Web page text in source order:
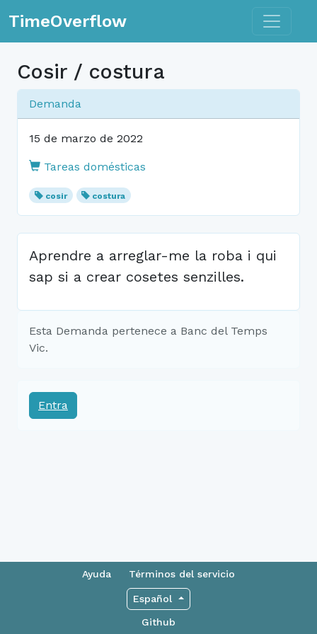
TimeOverflow Toggle
Cosir / costura
Demanda
15 de marzo de 2022
Tareas domésticas
cosir costura
Aprendre a arreglar-me la roba i qui
sap si a crear cosetes senzilles.
Esta Demanda pertenece a Banc del Temps
Vic.
Entra
Ayuda Términos del servicio
Español
Github